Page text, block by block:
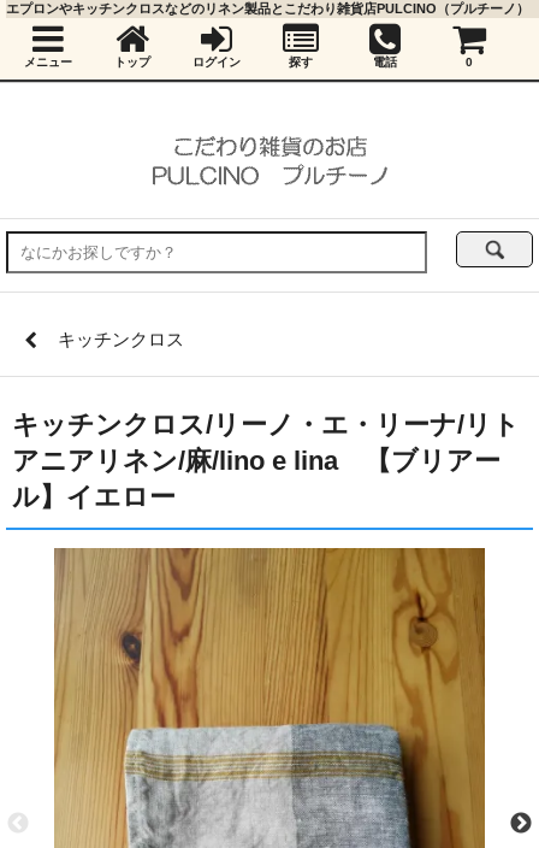
キッチンクロス
キッチンクロス/リーノ・エ・リーナ/リト
アニアリネン/麻/lino e lina 【ブリアー
ル】イエロー
エプロンやキッチンクロスなどのリネン製品とこだわり雑貨店PULCINO（プルチーノ）
メニュー トップ ログイン 探す 電話 0